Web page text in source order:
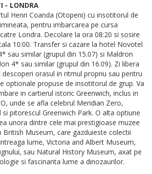
- LONDRA
Henri Coanda (Otopeni) cu insotitorul de
pentru imbarcarea pe cursa
catre Londra. Decolare la ora 08:20 si sosire
10:00. Transfer si cazare la hotel Novotel
sau similar (grupul din 15.07) si Maldron
4* sau similar (grupul din 16.09). Zi libera
orasul in ritmul propriu sau pentru
optionale propuse de insotitorul de grup. Va
in cartierul istoric Greenwich, inclus in
unde se afla celebrul Meridian Zero,
pitorescul Greenwich Park. O alta optiune
unora dintre cele mai prestigioase muzee
British Museum, care gazduieste colectii
lume, Victoria and Albert Museum,
sau Natural History Museum, axat pe
si fascinanta lume a dinozaurilor.